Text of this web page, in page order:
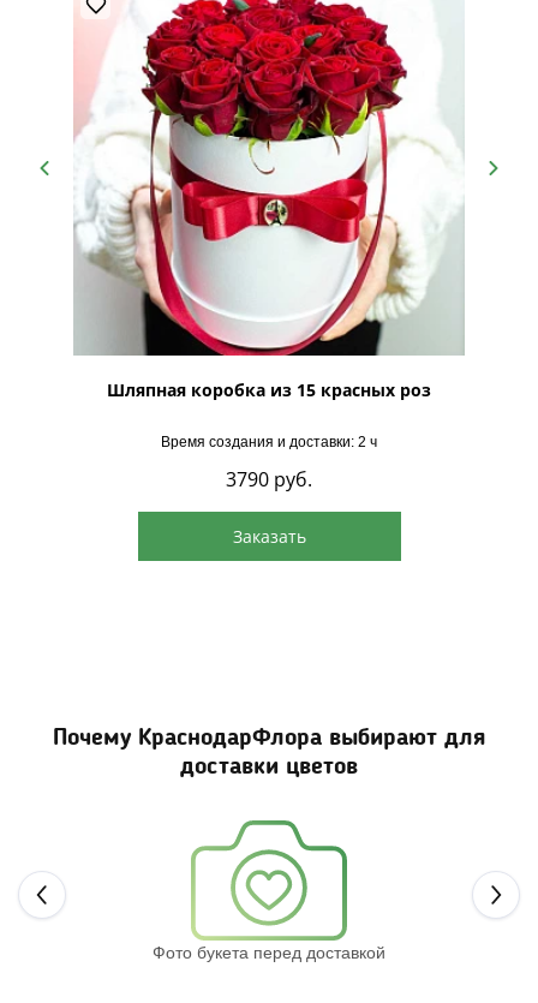
Шляпная коробка из 15 красных роз
Время создания и доставки: 2 ч
3790 руб.
Заказать
Почему КраснодарФлора выбирают для
доставки цветов
Фото букета перед доставкой